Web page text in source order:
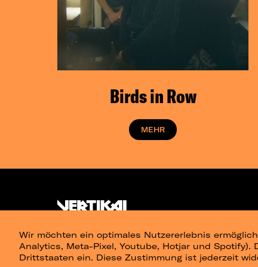
Birds in Row
MEHR
Wir möchten ein optimales Nutzererlebnis
Analytics, Meta-Pixel, Youtube, Hotjar und
Drittstaaten ein. Diese Zustimmung ist jederzeit